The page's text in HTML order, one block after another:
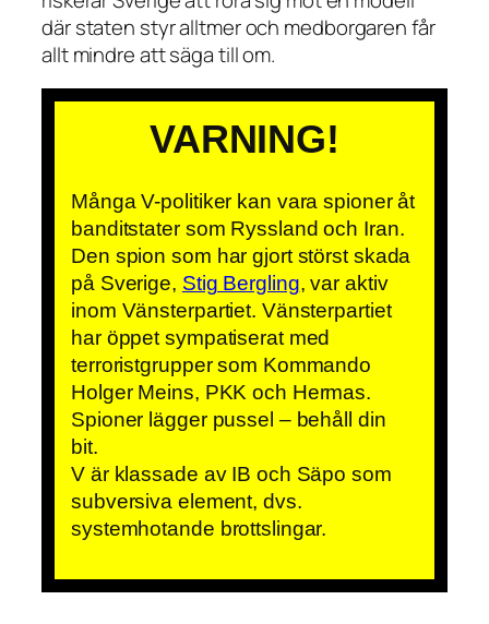
där staten styr alltmer och medborgaren får
allt mindre att säga till om.
VARNING!
Många V-politiker kan vara spioner åt
banditstater som Ryssland och Iran.
Den spion som har gjort störst skada
på Sverige, Stig Bergling, var aktiv
inom Vänsterpartiet. Vänsterpartiet
har öppet sympatiserat med
terroristgrupper som Kommando
Holger Meins, PKK och Hermas.
Spioner lägger pussel – behåll din
bit.
V är klassade av IB och Säpo som
subversiva element, dvs.
systemhotande brottslingar.